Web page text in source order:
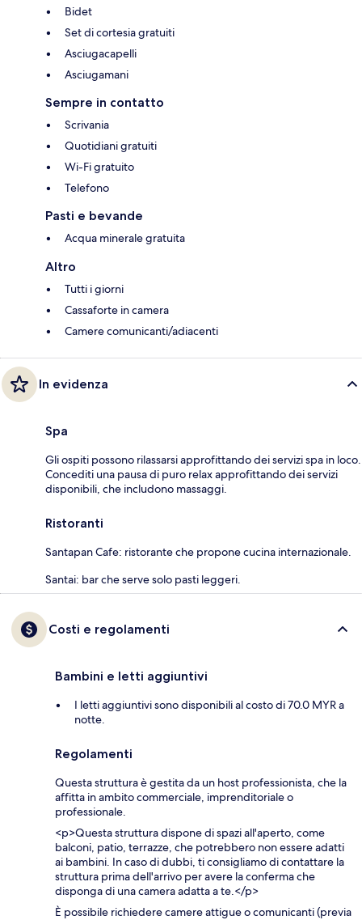
Bidet
Set di cortesia gratuiti
Asciugacapelli
Asciugamani
Sempre in contatto
Scrivania
Quotidiani gratuiti
Wi-Fi gratuito
Telefono
Pasti e bevande
Acqua minerale gratuita
Altro
Tutti i giorni
Cassaforte in camera
Camere comunicanti/adiacenti
In evidenza
Spa
Gli ospiti possono rilassarsi approfittando dei servizi spa in loco.
Concediti una pausa di puro relax approfittando dei servizi
disponibili, che includono massaggi.
Ristoranti
Santapan Cafe: ristorante che propone cucina internazionale.
Santai: bar che serve solo pasti leggeri.
Costi e regolamenti
Bambini e letti aggiuntivi
I letti aggiuntivi sono disponibili al costo di 70.0 MYR a
notte.
Regolamenti
Questa struttura è gestita da un host professionista, che la
affitta in ambito commerciale, imprenditoriale o
professionale.
<p>Questa struttura dispone di spazi all'aperto, come
balconi, patio, terrazze, che potrebbero non essere adatti
ai bambini. In caso di dubbi, ti consigliamo di contattare la
struttura prima dell'arrivo per avere la conferma che
disponga di una camera adatta a te.</p>
È possibile richiedere camere attigue o comunicanti (previa